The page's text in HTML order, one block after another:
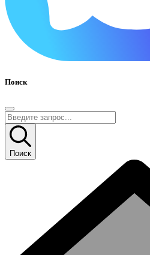
Поиск
Поиск